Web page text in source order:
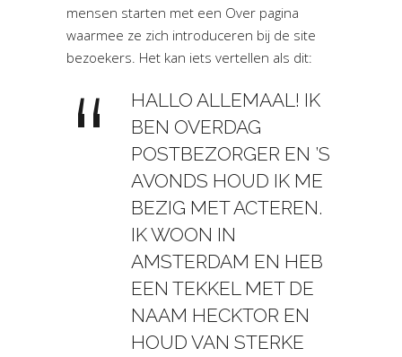
mensen starten met een Over pagina
waarmee ze zich introduceren bij de site
bezoekers. Het kan iets vertellen als dit:
HALLO ALLEMAAL! IK
BEN OVERDAG
POSTBEZORGER EN ’S
AVONDS HOUD IK ME
BEZIG MET ACTEREN.
IK WOON IN
AMSTERDAM EN HEB
EEN TEKKEL MET DE
NAAM HECKTOR EN
HOUD VAN STERKE